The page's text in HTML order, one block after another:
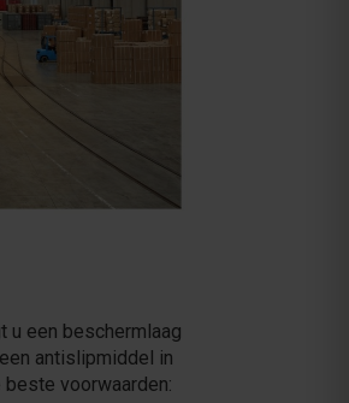
u een beschermlaag
antislipmiddel in
voorwaarden: